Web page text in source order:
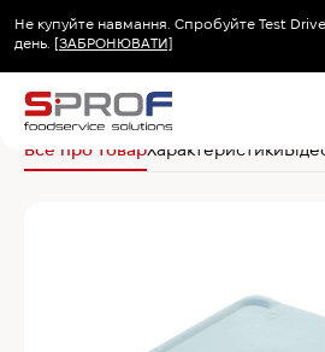
Не купуйте навмання. Спробуйте Test Drive
день. [ЗАБРОНЮВАТИ]
Печі та пароконвектомати
Головна Кухонний посуд та інвентар
Все про товарХарактеристики